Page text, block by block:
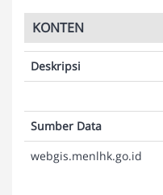
KONTEN
Deskripsi
Sumber Data
webgis.menlhk.go.id